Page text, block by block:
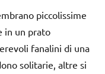
piccolissime
in un prato
fanalini di una
solitarie, altre si